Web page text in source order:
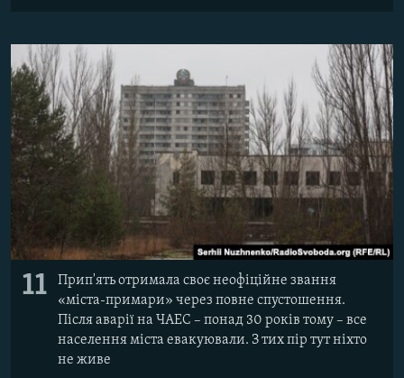
11
Прип'ять отримала своє неофіційне звання
«міста-примари» через повне спустошення.
Після аварії на ЧАЕС – понад 30 років тому – все
населення міста евакуювали. З тих пір тут ніхто
не живе